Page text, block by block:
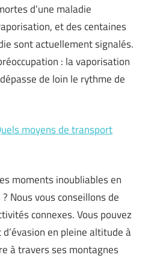
d’une maladie
et des centaines
sont actuellement signalés.
: la vaporisation
de loin le rythme de
moyens de transport
moments inoubliables en
Nous vous conseillons de
connexes. Vous pouvez
en pleine altitude à
à travers ses montagnes